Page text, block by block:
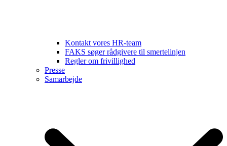
Kontakt vores HR-team
FAKS søger rådgivere til smertelinjen
Regler om frivillighed
Presse
Samarbejde